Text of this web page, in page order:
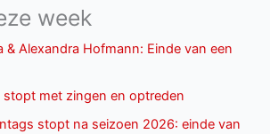
week
& Alexandra Hofmann: Einde van een
stopt met zingen en optreden
stopt na seizoen 2026: einde van